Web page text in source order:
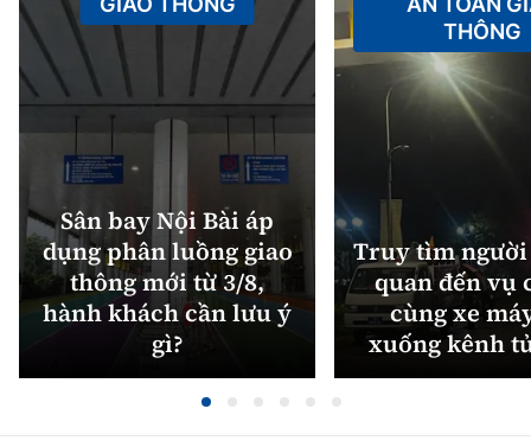
Sân bay Nội Bài áp
dụng phân luồng giao
thông mới từ 3/8,
hành khách cần lưu ý
gì?
Truy tìm
quan đến vụ
cùng xe
xuống kênh
THÔNG